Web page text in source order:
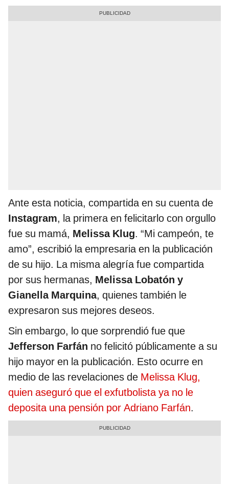
Ante esta noticia, compartida en su cuenta de
Instagram, la primera en felicitarlo con orgullo
fue su mamá, Melissa Klug. “Mi campeón, te
amo”, escribió la empresaria en la publicación
de su hijo. La misma alegría fue compartida
por sus hermanas, Melissa Lobatón y
Gianella Marquina, quienes también le
expresaron sus mejores deseos.
Sin embargo, lo que sorprendió fue que
Jefferson Farfán no felicitó públicamente a su
hijo mayor en la publicación. Esto ocurre en
medio de las revelaciones de Melissa Klug,
quien aseguró que el exfutbolista ya no le
deposita una pensión por Adriano Farfán.